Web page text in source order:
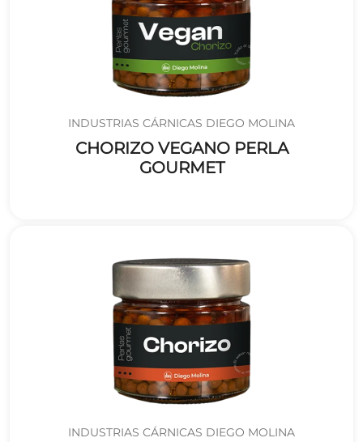
INDUSTRIAS CÁRNICAS DIEGO MOLINA
CHORIZO VEGANO PERLA
GOURMET
INDUSTRIAS CÁRNICAS DIEGO MOLINA